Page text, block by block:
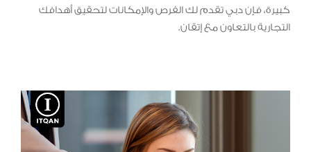
كبيرة، فإن دبي تقدم لك الفرص والإمكانات لتحقيق أهدافك
التجارية بالتعاون مع إتقان.